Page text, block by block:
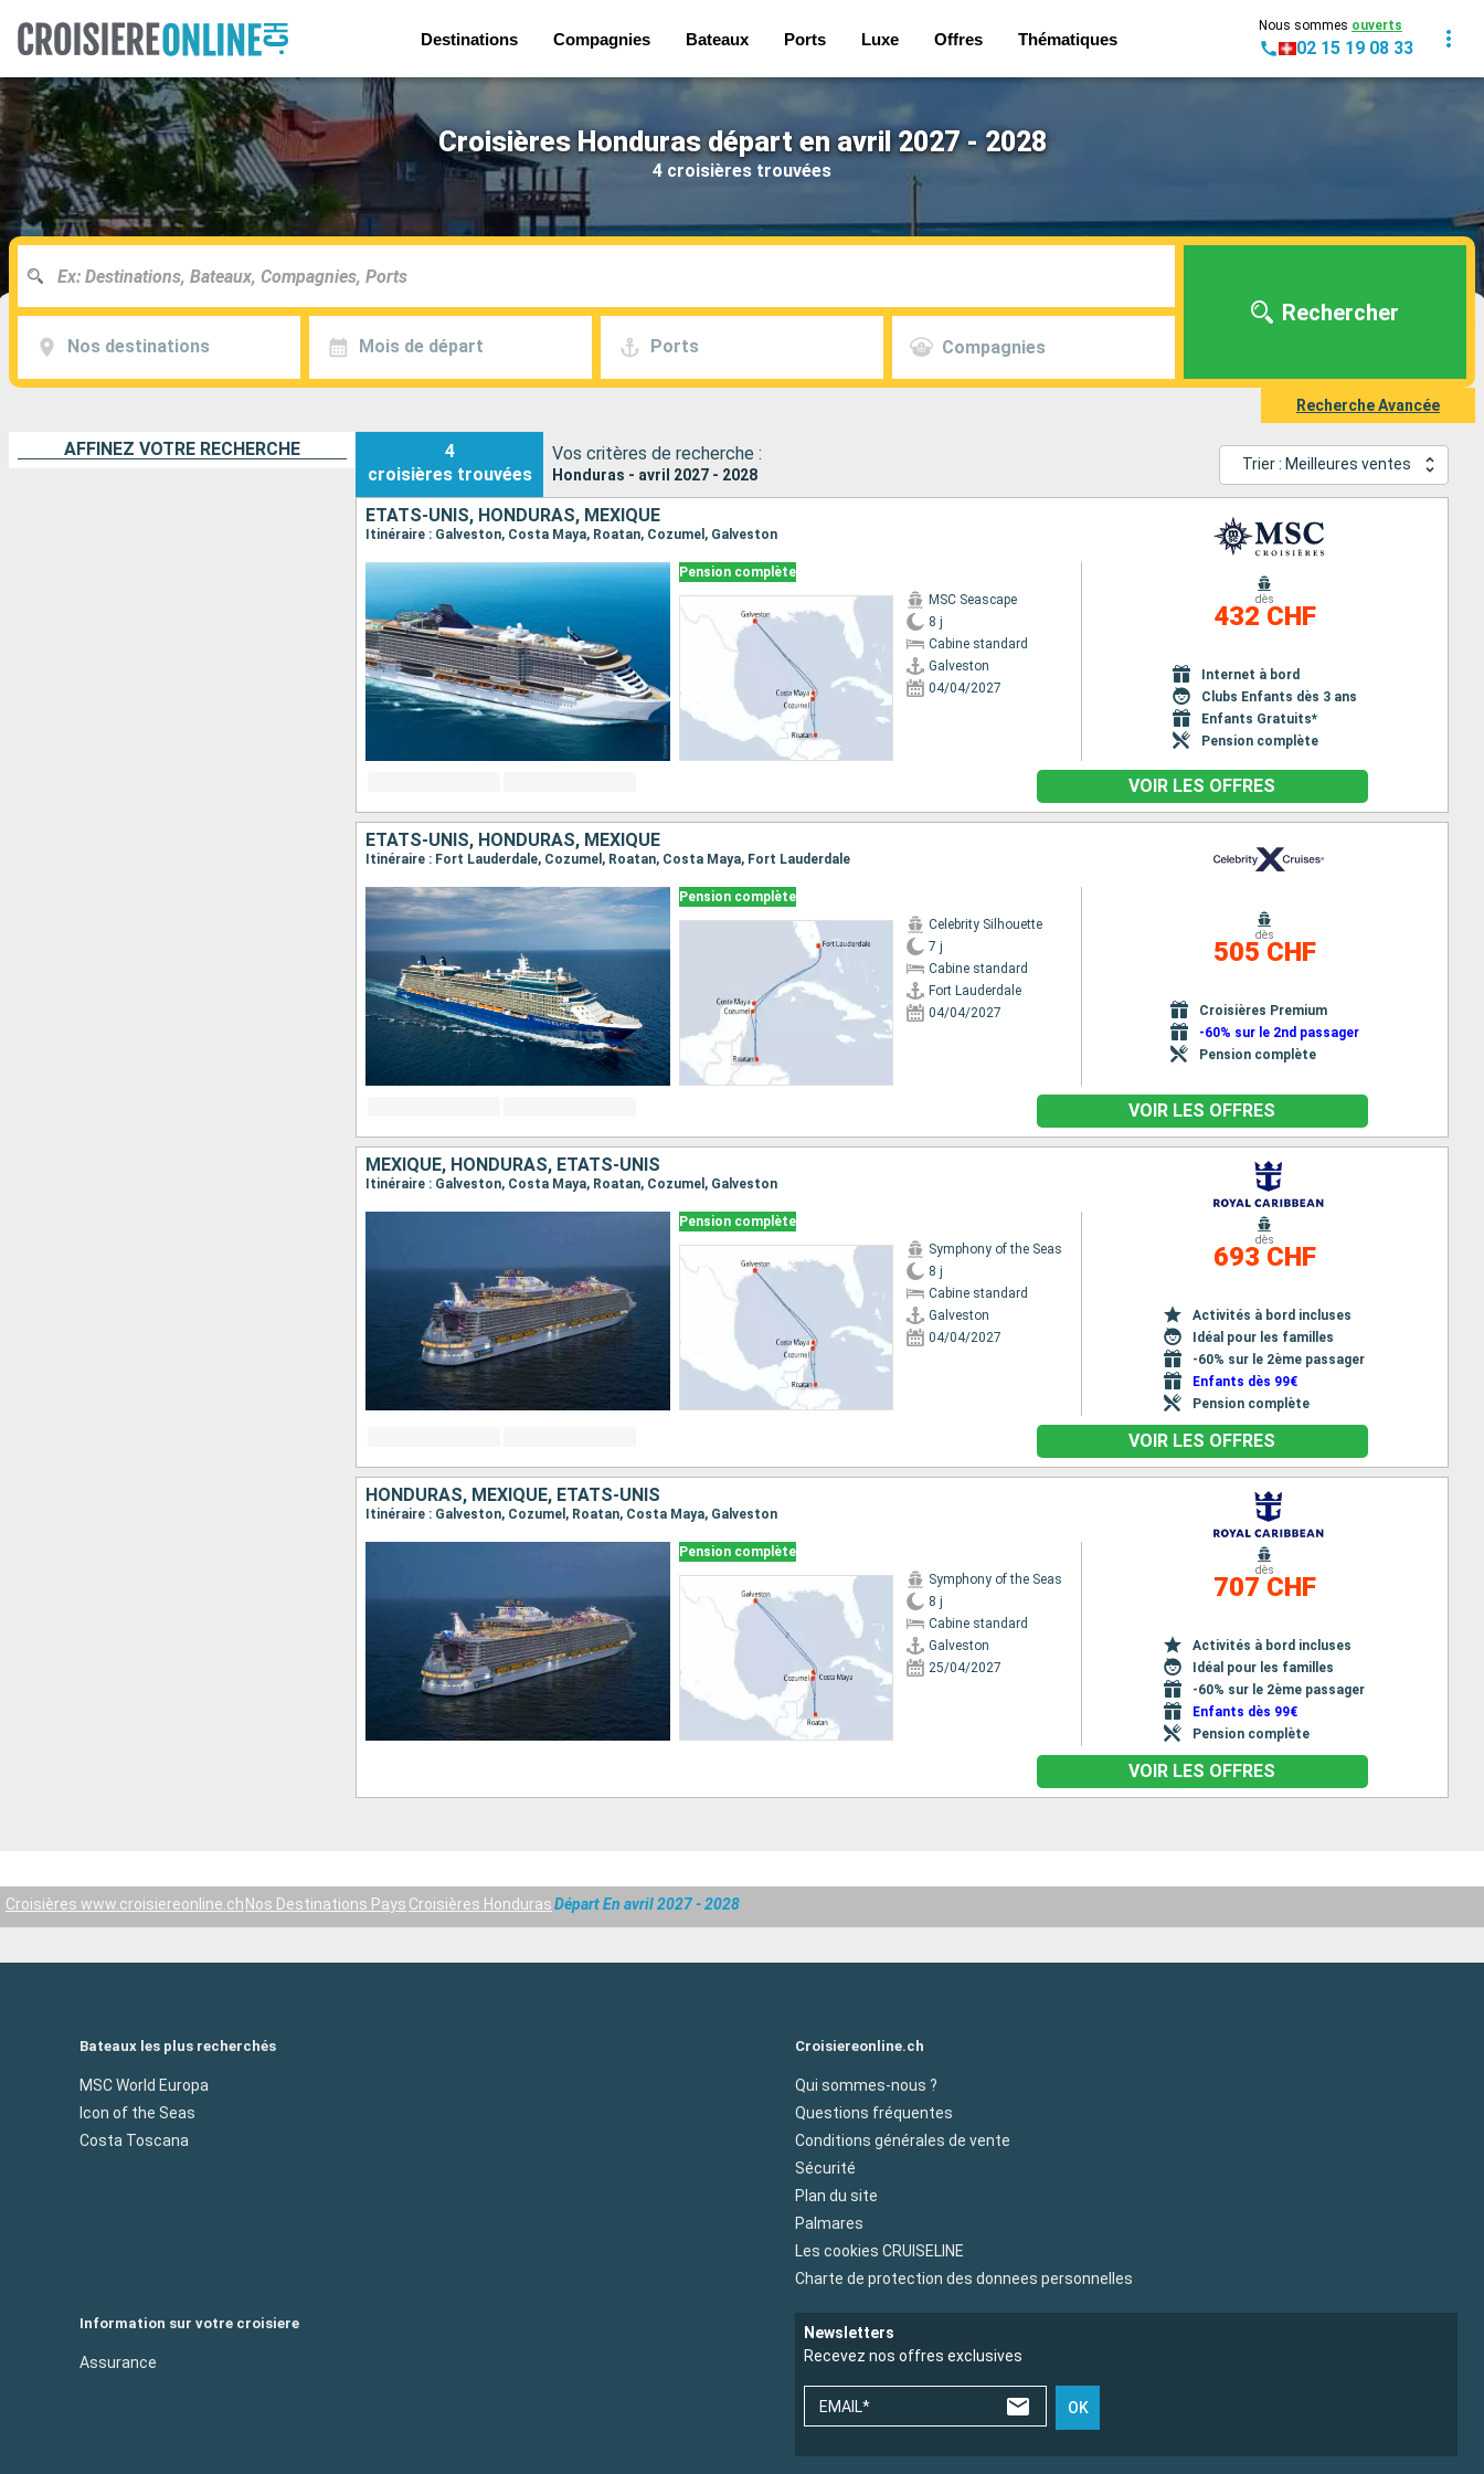
Destinations Compagnies Bateaux Ports Luxe Offres Thématiques
Nous sommes ouverts
02 15 19 08 33
Croisières Honduras départ en avril 2027 - 2028
4 croisières trouvées
Nos destinations Mois de départ Ports Compagnies
Rechercher
Recherche Avancée
AFFINEZ VOTRE RECHERCHE
4
croisières trouvées
Vos critères de recherche :
Honduras - avril 2027 - 2028
Trier : Meilleures ventes
ÉTATS-UNIS, HONDURAS, MEXIQUE
Itinéraire : Galveston, Costa Maya, Roatan, Cozumel, Galveston
Pension complète
MSC Seascape
8 j
Cabine standard
Galveston
04/04/2027
dès
432 CHF
Internet à bord
Clubs Enfants dès 3 ans
Enfants Gratuits*
Pension complète
VOIR LES OFFRES
ÉTATS-UNIS, HONDURAS, MEXIQUE
Itinéraire : Fort Lauderdale, Cozumel, Roatan, Costa Maya, Fort Lauderdale
Pension complète
Celebrity Silhouette
7 j
Cabine standard
Fort Lauderdale
04/04/2027
dès
505 CHF
Croisières Premium
-60% sur le 2nd passager
Pension complète
VOIR LES OFFRES
MEXIQUE, HONDURAS, ÉTATS-UNIS
Itinéraire : Galveston, Costa Maya, Roatan, Cozumel, Galveston
Pension complète
Symphony of the Seas
8 j
Cabine standard
Galveston
04/04/2027
dès
693 CHF
Activités à bord incluses
Idéal pour les familles
-60% sur le 2ème passager
Enfants dès 99€
Pension complète
VOIR LES OFFRES
HONDURAS, MEXIQUE, ÉTATS-UNIS
Itinéraire : Galveston, Cozumel, Roatan, Costa Maya, Galveston
Pension complète
Symphony of the Seas
8 j
Cabine standard
Galveston
25/04/2027
dès
707 CHF
Activités à bord incluses
Idéal pour les familles
-60% sur le 2ème passager
Enfants dès 99€
Pension complète
VOIR LES OFFRES
Croisières www.croisiereonline.ch Nos Destinations Pays Croisières HondurasDépart En avril 2027 - 2028
Bateaux les plus recherchés
MSC World Europa
Icon of the Seas
Costa Toscana
Croisiereonline.ch
Qui sommes-nous ?
Questions fréquentes
Conditions générales de vente
Sécurité
Plan du site
Palmares
Les cookies CRUISELINE
Charte de protection des donnees personnelles
Information sur votre croisiere
Assurance
Newsletters
Recevez nos offres exclusives
EMAIL* OK